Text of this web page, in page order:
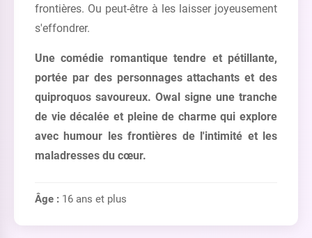
frontières. Ou peut-être à les laisser joyeusement
s'effondrer.
Une comédie romantique tendre et pétillante,
portée par des personnages attachants et des
quiproquos savoureux. Owal signe une tranche
de vie décalée et pleine de charme qui explore
avec humour les frontières de l'intimité et les
maladresses du cœur.
Âge : 16 ans et plus